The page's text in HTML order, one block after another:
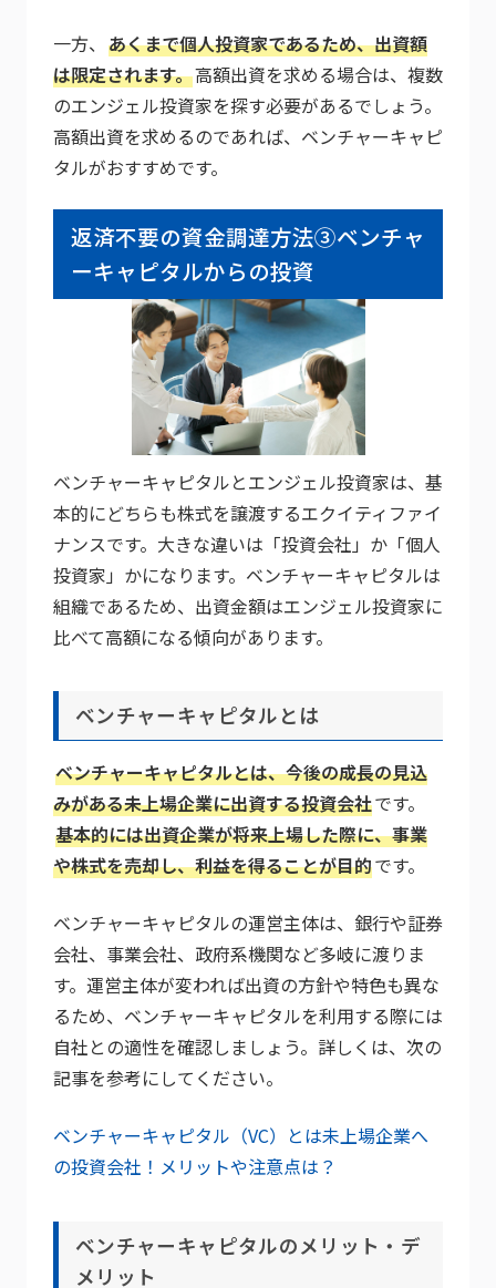
一方、 あくまで個人投資家であるため、出資額
は限定されます。高額出資を求める場合は、複数
のエンジェル投資家を探す必要があるでしょう。
高額出資を求めるのであれば、ベンチャーキャピ
タルがおすすめです。
返済不要の資金調達方法③ベンチャ
ーキャピタルからの投資
ベンチャーキャピタルとエンジェル投資家は、基
本的にどちらも株式を譲渡するエクイティファイ
ナンスです。大きな違いは「投資会社」か「個人
投資家」かになります。ベンチャーキャピタルは
組織であるため、出資金額はエンジェル投資家に
比べて高額になる傾向があります。
ベンチャーキャピタルとは
ベンチャーキャピタルとは、今後の成長の見込
みがある未上場企業に出資する投資会社です。
基本的には出資企業が将来上場した際に、事業
や株式を売却し、利益を得ることが目的です。
ベンチャーキャピタルの運営主体は、銀行や証券
会社、事業会社、政府系機関など多岐に渡りま
す。運営主体が変われば出資の方針や特色も異な
るため、ベンチャーキャピタルを利用する際には
自社との適性を確認しましょう。詳しくは、次の
記事を参考にしてください。
ベンチャーキャピタル（VC）とは未上場企業へ
の投資会社！メリットや注意点は？
ベンチャーキャピタルのメリット・デ
メリット